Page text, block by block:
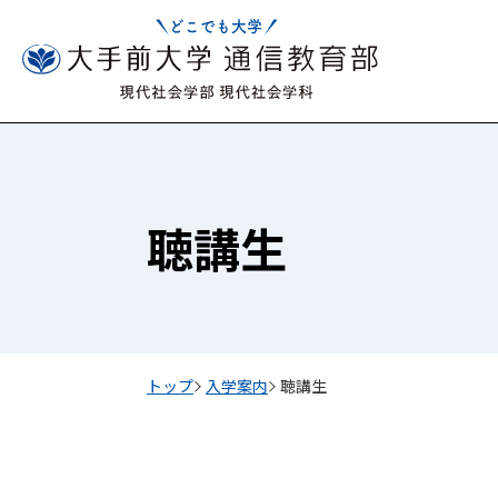
聴講生
トップ 入学案内 聴講生